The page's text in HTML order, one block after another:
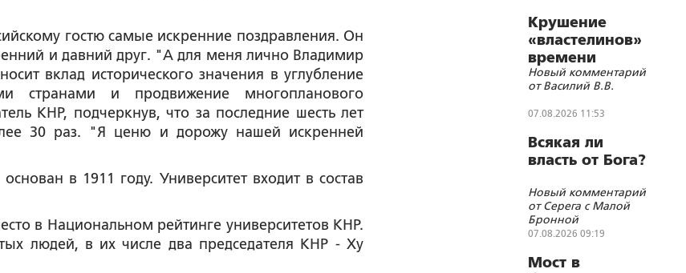
гостю самые искренние поздравления. Он
и давний друг. "А для меня лично Владимир
вклад исторического значения в углубление
странами и продвижение многопланового
КНР, подчеркнув, что за последние шесть лет
30 раз. "Я ценю и дорожу нашей искренней
в 1911 году. Университет входит в состав
в Национальном рейтинге университетов КНР.
людей, в их числе два председателя КНР - Ху
Крушение
«властелинов»
времени
Новый комментарий
от Василий В.В.
07.08.2026 11:53
Всякая ли
власть от Бога?
Новый комментарий
от Серега с Малой
Бронной
07.08.2026 09:19
Мост в